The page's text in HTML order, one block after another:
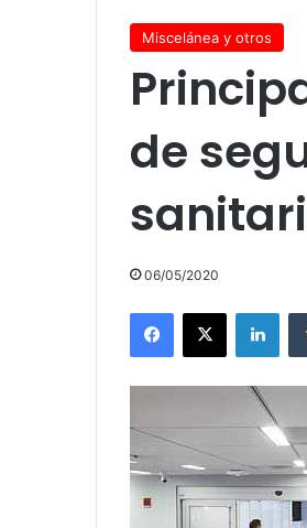
Miscelánea y otros
de
06/05/2020
Facebook
X